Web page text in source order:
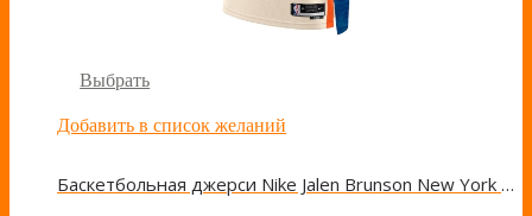
Выбрать
Добавить в список желаний
Баскетбольная джерси Nike Jalen Brunson New York Knicks Cream